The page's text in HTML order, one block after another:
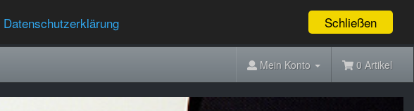
Schließen
Datenschutzerklärung
Mein Konto 0 Artikel